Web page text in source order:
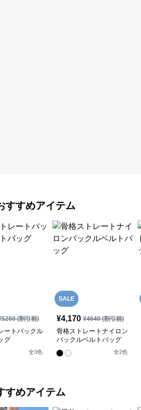
すすめアイテム
5260(割引前)
ートバックル
グ
全3色
SALE
¥4,170 ¥4640(割引前)
骨格ストレートナイロン
バックルベルトバッグ
全2色
すめアイテム